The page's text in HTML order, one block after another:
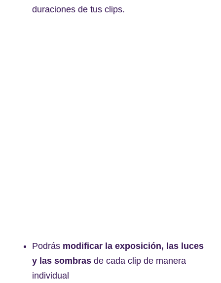
duraciones de tus clips.
Podrás modificar la exposición, las luces
y las sombras de cada clip de manera
individual